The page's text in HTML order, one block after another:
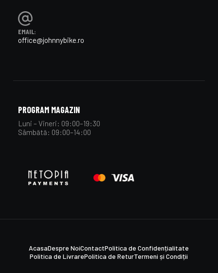
EMAIL:
office@johnnybike.ro
PROGRAM MAGAZIN
Luni – Vineri: 09:00–19:30
Sâmbătă: 09:00–14:00
AcasaDespre NoiContactPolitica de Confidențialitate
Politica de LivrarePolitica de ReturTermeni și Condiții